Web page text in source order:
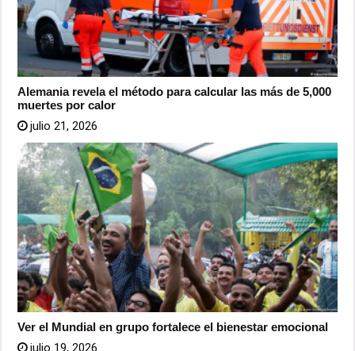
Alemania revela el método para calcular las más de 5,000
muertes por calor
julio 21, 2026
Ver el Mundial en grupo fortalece el bienestar emocional
julio 19, 2026